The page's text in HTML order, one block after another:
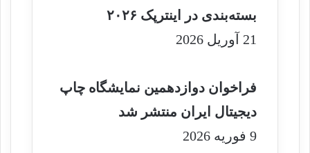
بسته‌بندی در اینترپک ۲۰۲۶
21 آوریل 2026
فراخوان دوازدهمین نمایشگاه چاپ
دیجیتال ایران منتشر شد
9 فوریه 2026